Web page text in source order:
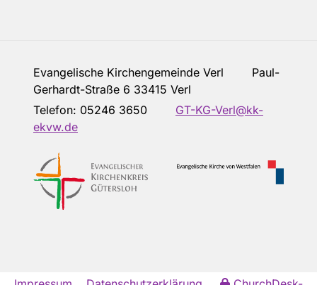
Evangelische Kirchengemeinde Verl Paul-
Gerhardt-Straße 6 33415 Verl
Telefon: 05246 3650
GT-KG-Verl@kk-
ekvw.de